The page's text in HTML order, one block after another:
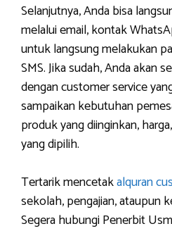
Selanjutnya, Anda bisa
melalui email, kontak
untuk langsung melakukan
SMS. Jika sudah, Anda akan
dengan customer service
sampaikan kebutuhan
produk yang diinginkan,
yang dipilih.
Tertarik mencetakalquran
sekolah, pengajian, ataupun
Segera hubungi Penerbit